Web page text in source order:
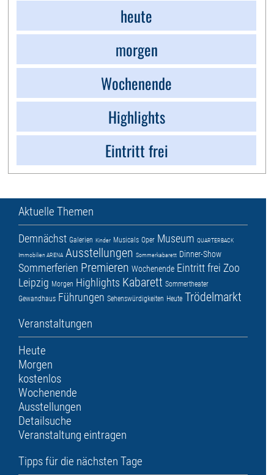
heute
morgen
Wochenende
Highlights
Eintritt frei
Aktuelle Themen
Demnächst Galerien Kinder Musicals Oper Museum QUARTERBACK
Immobilien ARENA Ausstellungen Sommerkabarett Dinner-Show
Sommerferien Premieren Wochenende Eintritt frei Zoo
Leipzig Morgen Highlights Kabarett Sommertheater
Gewandhaus Führungen Sehenswürdigkeiten Heute Trödelmarkt
Veranstaltungen
Heute
Morgen
kostenlos
Wochenende
Ausstellungen
Detailsuche
Veranstaltung eintragen
Tipps für die nächsten Tage